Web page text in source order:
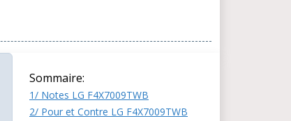
Sommaire:
1/ Notes LG F4X7009TWB
2/ Pour et Contre LG F4X7009TWB